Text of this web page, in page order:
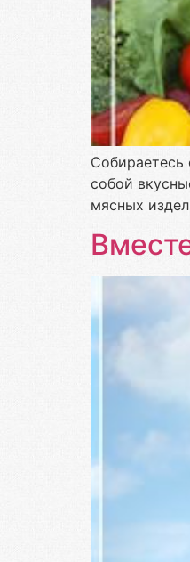
Собираетесь
собой
мясных